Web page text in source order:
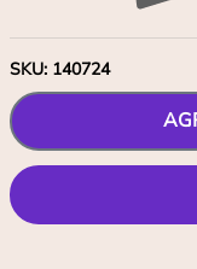
SKU: 140724